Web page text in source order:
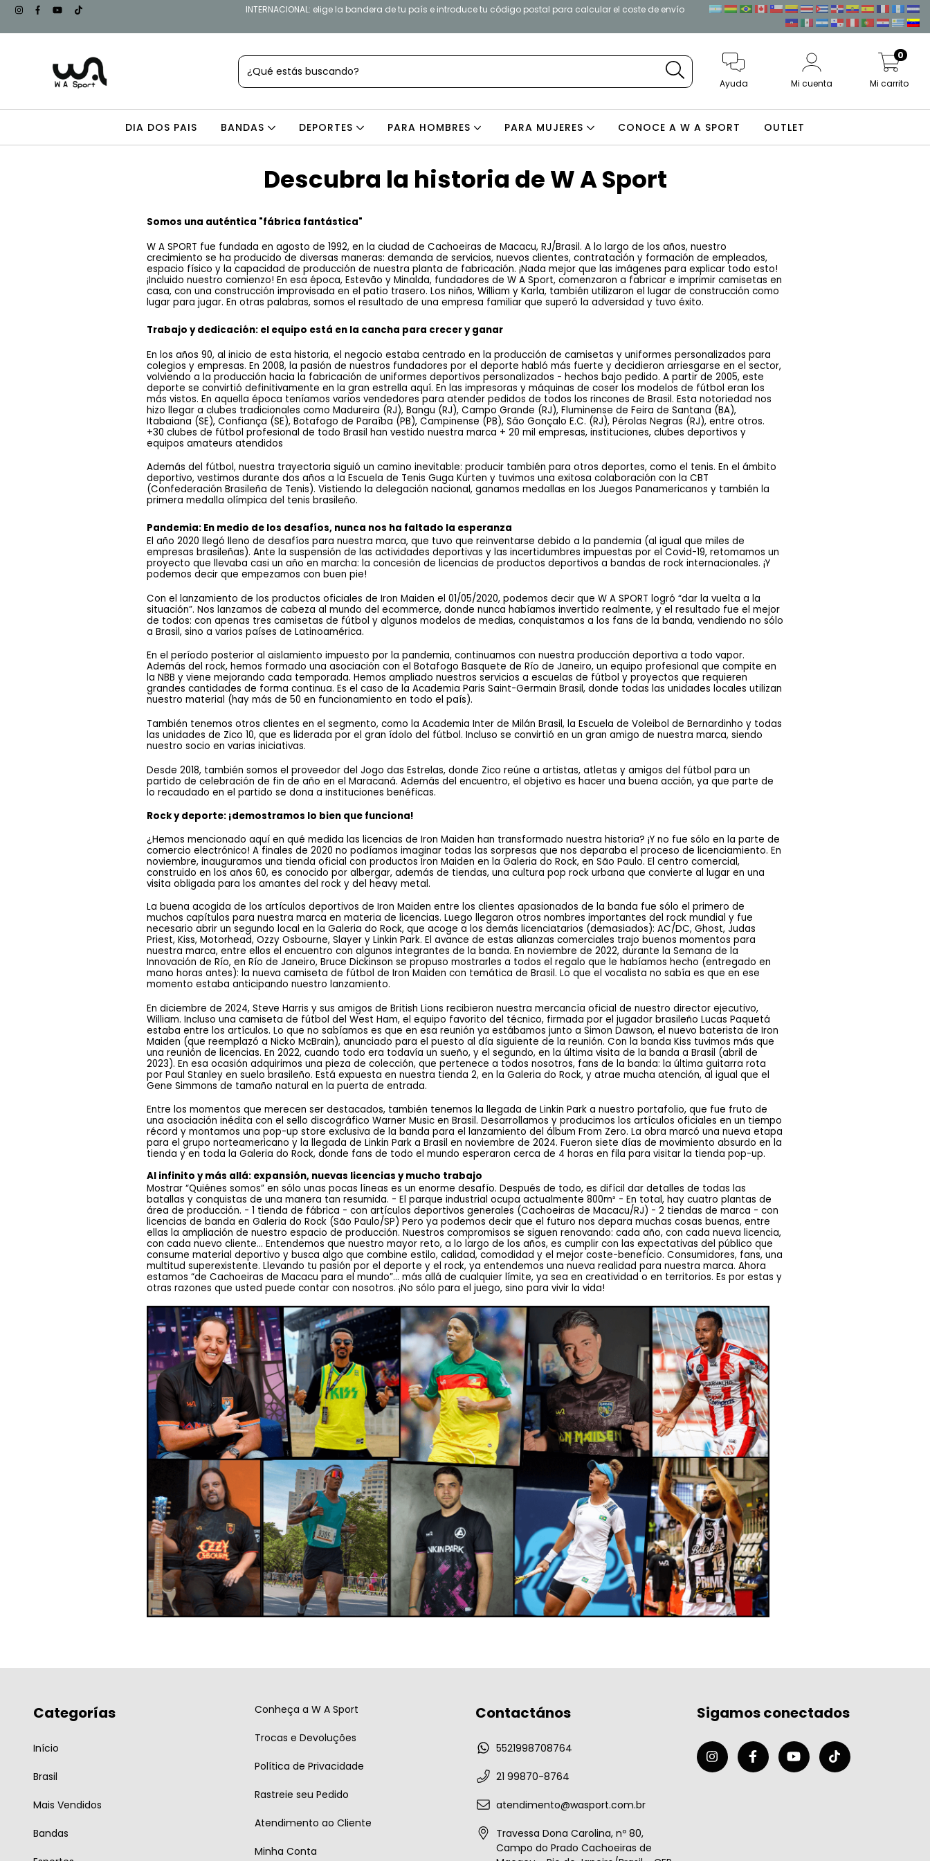
INTERNACIONAL: elige la bandera de tu país e introduce tu código postal para calcular el coste de envío
Ayuda Mi cuenta Mi carrito
0
DIA DOS PAIS BANDAS DEPORTES PARA HOMBRES PARA MUJERES CONOCE A W A SPORT OUTLET
Descubra la historia de W A Sport
Somos una auténtica "fábrica fantástica"
W A SPORT fue fundada en agosto de 1992, en la ciudad de Cachoeiras de Macacu, RJ/Brasil. A lo largo de los años, nuestro
crecimiento se ha producido de diversas maneras: demanda de servicios, nuevos clientes, contratación y formación de empleados,
espacio físico y la capacidad de producción de nuestra planta de fabricación. ¡Nada mejor que las imágenes para explicar todo esto!
¡Incluido nuestro comienzo! En esa época, Estevão y Minalda, fundadores de W A Sport, comenzaron a fabricar e imprimir camisetas en
casa, con una construcción improvisada en el patio trasero. Los niños, William y Karla, también utilizaron el lugar de construcción como
lugar para jugar. En otras palabras, somos el resultado de una empresa familiar que superó la adversidad y tuvo éxito.
Trabajo y dedicación: el equipo está en la cancha para crecer y ganar
En los años 90, al inicio de esta historia, el negocio estaba centrado en la producción de camisetas y uniformes personalizados para
colegios y empresas. En 2008, la pasión de nuestros fundadores por el deporte habló más fuerte y decidieron arriesgarse en el sector,
volviendo a la producción hacia la fabricación de uniformes deportivos personalizados - hechos bajo pedido. A partir de 2005, este
deporte se convirtió definitivamente en la gran estrella aquí. En las impresoras y máquinas de coser los modelos de fútbol eran los
más vistos. En aquella época teníamos varios vendedores para atender pedidos de todos los rincones de Brasil. Esta notoriedad nos
hizo llegar a clubes tradicionales como Madureira (RJ), Bangu (RJ), Campo Grande (RJ), Fluminense de Feira de Santana (BA),
Itabaiana (SE), Confiança (SE), Botafogo de Paraíba (PB), Campinense (PB), São Gonçalo E.C. (RJ), Pérolas Negras (RJ), entre otros.
+30 clubes de fútbol profesional de todo Brasil han vestido nuestra marca + 20 mil empresas, instituciones, clubes deportivos y
equipos amateurs atendidos
Además del fútbol, ​​nuestra trayectoria siguió un camino inevitable: producir también para otros deportes, como el tenis. En el ámbito
deportivo, vestimos durante dos años a la Escuela de Tenis Guga Kürten y tuvimos una exitosa colaboración con la CBT
(Confederación Brasileña de Tenis). Vistiendo la delegación nacional, ganamos medallas en los Juegos Panamericanos y también la
primera medalla olímpica del tenis brasileño.
Pandemia: En medio de los desafíos, nunca nos ha faltado la esperanza
El año 2020 llegó lleno de desafíos para nuestra marca, que tuvo que reinventarse debido a la pandemia (al igual que miles de
empresas brasileñas). Ante la suspensión de las actividades deportivas y las incertidumbres impuestas por el Covid-19, retomamos un
proyecto que llevaba casi un año en marcha: la concesión de licencias de productos deportivos a bandas de rock internacionales. ¡Y
podemos decir que empezamos con buen pie!
Con el lanzamiento de los productos oficiales de Iron Maiden el 01/05/2020, podemos decir que W A SPORT logró “dar la vuelta a la
situación”. Nos lanzamos de cabeza al mundo del ecommerce, donde nunca habíamos invertido realmente, y el resultado fue el mejor
de todos: con apenas tres camisetas de fútbol y algunos modelos de medias, conquistamos a los fans de la banda, vendiendo no sólo
a Brasil, sino a varios países de Latinoamérica.
En el período posterior al aislamiento impuesto por la pandemia, continuamos con nuestra producción deportiva a todo vapor.
Además del rock, hemos formado una asociación con el Botafogo Basquete de Río de Janeiro, un equipo profesional que compite en
la NBB y viene mejorando cada temporada. Hemos ampliado nuestros servicios a escuelas de fútbol y proyectos que requieren
grandes cantidades de forma continua. Es el caso de la Academia Paris Saint-Germain Brasil, donde todas las unidades locales utilizan
nuestro material (hay más de 50 en funcionamiento en todo el país).
También tenemos otros clientes en el segmento, como la Academia Inter de Milán Brasil, la Escuela de Voleibol de Bernardinho y todas
las unidades de Zico 10, que es liderada por el gran ídolo del fútbol. Incluso se convirtió en un gran amigo de nuestra marca, siendo
nuestro socio en varias iniciativas.
Desde 2018, también somos el proveedor del Jogo das Estrelas, donde Zico reúne a artistas, atletas y amigos del fútbol para un
partido de celebración de fin de año en el Maracaná. Además del encuentro, el objetivo es hacer una buena acción, ya que parte de
lo recaudado en el partido se dona a instituciones benéficas.
Rock y deporte: ¡demostramos lo bien que funciona!
¿Hemos mencionado aquí en qué medida las licencias de Iron Maiden han transformado nuestra historia? ¡Y no fue sólo en la parte de
comercio electrónico! A finales de 2020 no podíamos imaginar todas las sorpresas que nos deparaba el proceso de licenciamiento. En
noviembre, inauguramos una tienda oficial con productos Iron Maiden en la Galeria do Rock, en São Paulo. El centro comercial,
construido en los años 60, es conocido por albergar, además de tiendas, una cultura pop rock urbana que convierte al lugar en una
visita obligada para los amantes del rock y del heavy metal.
La buena acogida de los artículos deportivos de Iron Maiden entre los clientes apasionados de la banda fue sólo el primero de
muchos capítulos para nuestra marca en materia de licencias. Luego llegaron otros nombres importantes del rock mundial y fue
necesario abrir un segundo local en la Galeria do Rock, que acoge a los demás licenciatarios (demasiados): AC/DC, Ghost, Judas
Priest, Kiss, Motorhead, Ozzy Osbourne, Slayer y Linkin Park. El avance de estas alianzas comerciales trajo buenos momentos para
nuestra marca, entre ellos el encuentro con algunos integrantes de la banda. En noviembre de 2022, durante la Semana de la
Innovación de Río, en Río de Janeiro, Bruce Dickinson se propuso mostrarles a todos el regalo que le habíamos hecho (entregado en
mano horas antes): la nueva camiseta de fútbol de Iron Maiden con temática de Brasil. Lo que el vocalista no sabía es que en ese
momento estaba anticipando nuestro lanzamiento.
En diciembre de 2024, Steve Harris y sus amigos de British Lions recibieron nuestra mercancía oficial de nuestro director ejecutivo,
William. Incluso una camiseta de fútbol del West Ham, el equipo favorito del técnico, firmada por el jugador brasileño Lucas Paquetá
estaba entre los artículos. Lo que no sabíamos es que en esa reunión ya estábamos junto a Simon Dawson, el nuevo baterista de Iron
Maiden (que reemplazó a Nicko McBrain), anunciado para el puesto al día siguiente de la reunión. Con la banda Kiss tuvimos más que
una reunión de licencias. En 2022, cuando todo era todavía un sueño, y el segundo, en la última visita de la banda a Brasil (abril de
2023). En esa ocasión adquirimos una pieza de colección, que pertenece a todos nosotros, fans de la banda: la última guitarra rota
por Paul Stanley en suelo brasileño. Está expuesta en nuestra tienda 2, en la Galeria do Rock, y atrae mucha atención, al igual que el
Gene Simmons de tamaño natural en la puerta de entrada.
Entre los momentos que merecen ser destacados, también tenemos la llegada de Linkin Park a nuestro portafolio, que fue fruto de
una asociación inédita con el sello discográfico Warner Music en Brasil. Desarrollamos y producimos los artículos oficiales en un tiempo
récord y montamos una pop-up store exclusiva de la banda para el lanzamiento del álbum From Zero. La obra marcó una nueva etapa
para el grupo norteamericano y la llegada de Linkin Park a Brasil en noviembre de 2024. Fueron siete días de movimiento absurdo en la
tienda y en toda la Galeria do Rock, donde fans de todo el mundo esperaron cerca de 4 horas en fila para visitar la tienda pop-up.
Al infinito y más allá: expansión, nuevas licencias y mucho trabajo
Mostrar “Quiénes somos” en sólo unas pocas líneas es un enorme desafío. Después de todo, es difícil dar detalles de todas las
batallas y conquistas de una manera tan resumida. - El parque industrial ocupa actualmente 800m² - En total, hay cuatro plantas de
área de producción. - 1 tienda de fábrica - con artículos deportivos generales (Cachoeiras de Macacu/RJ) - 2 tiendas de marca - con
licencias de banda en Galeria do Rock (São Paulo/SP) Pero ya podemos decir que el futuro nos depara muchas cosas buenas, entre
ellas la ampliación de nuestro espacio de producción. Nuestros compromisos se siguen renovando: cada año, con cada nueva licencia,
con cada nuevo cliente... Entendemos que nuestro mayor reto, a lo largo de los años, es cumplir con las expectativas del público que
consume material deportivo y busca algo que combine estilo, calidad, comodidad y el mejor coste-beneficio. Consumidores, fans, una
multitud superexistente. Llevando tu pasión por el deporte y el rock, ya entendemos una nueva realidad para nuestra marca. Ahora
estamos “de Cachoeiras de Macacu para el mundo”… más allá de cualquier límite, ya sea en creatividad o en territorios. Es por estas y
otras razones que usted puede contar con nosotros. ¡No sólo para el juego, sino para vivir la vida!
Categorías
Início
Brasil
Mais Vendidos
Bandas
Conheça a W A Sport
Trocas e Devoluções
Política de Privacidade
Rastreie seu Pedido
Atendimento ao Cliente
Minha Conta
Contactános
5521998708764
21 99870-8764
atendimento@wasport.com.br
Travessa Dona Carolina, nº 80,
Campo do Prado Cachoeiras de
Sigamos conectados